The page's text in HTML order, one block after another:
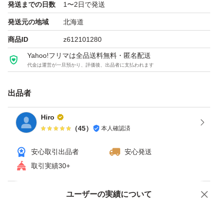
付属品はありません。本体のみです。
よろしくお願いいたします。
発送までの日数 1〜2日で発送
発送元の地域 北海道
商品ID z612101280
Yahoo!フリマは全品送料無料・匿名配送
代金は運営が一旦預かり、評価後、出品者に支払われます
出品者
Hiro
（45） 本人確認済
安心取引出品者
安心発送
取引実績30+
ユーザーの実績について
価格の相談 商品への質問